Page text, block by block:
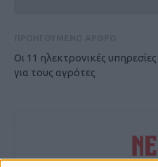
Οι 11 ηλεκτρονικές υπηρεσίες
για τους αγρότες